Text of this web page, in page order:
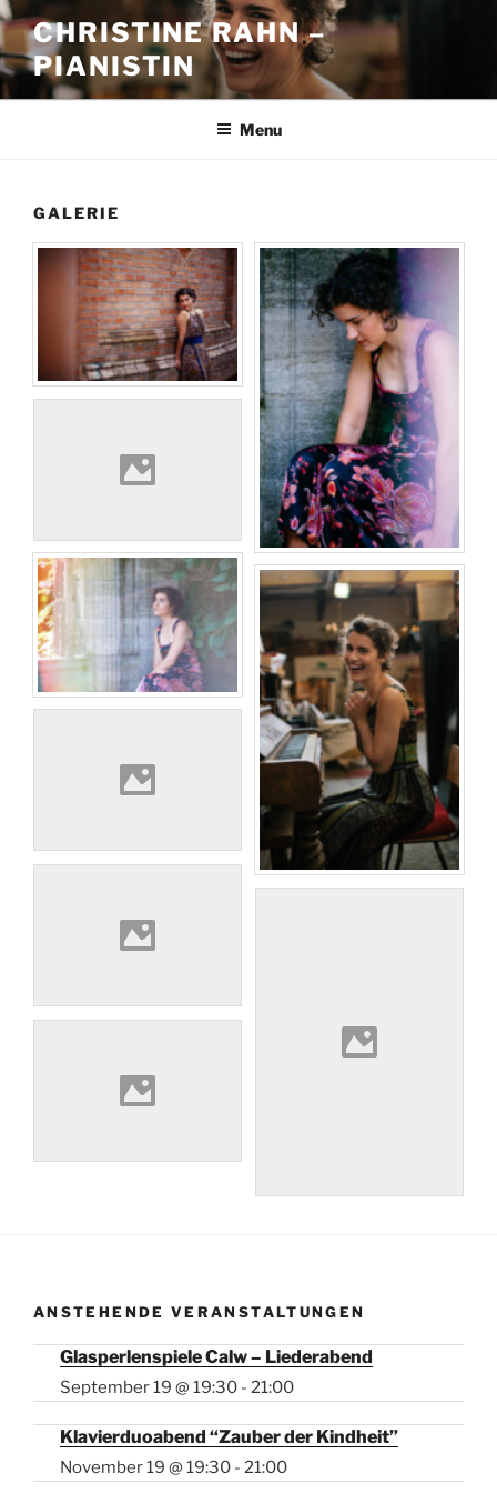
Skip
content
CHRISTINE RAHN –
PIANISTIN
Menu
GALERIE
ANSTEHENDE VERANSTALTUNGEN
Glasperlenspiele Calw – Liederabend
September 19 @ 19:30 - 21:00
Klavierduoabend “Zauber der Kindheit”
November 19 @ 19:30 - 21:00